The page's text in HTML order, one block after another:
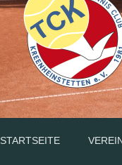
STARTSEITE